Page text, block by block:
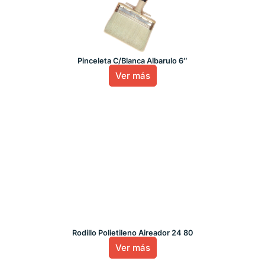
Pinceleta C/Blanca Albarulo 6″
Ver más
Rodillo Polietileno Aireador 24 80
Ver más